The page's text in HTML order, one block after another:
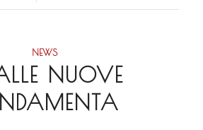
NEWS
NUOVE